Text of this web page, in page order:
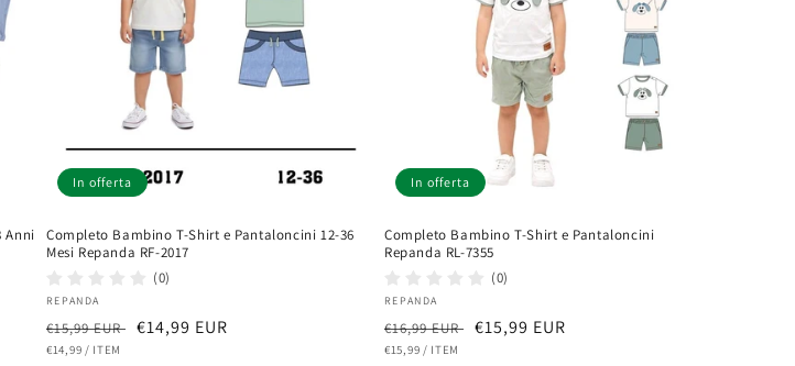
Anni
In offerta
Completo Bambino T-Shirt e Pantaloncini 12-36
Mesi Repanda RF-2017
(0)
Fornitore:
REPANDA
Prezzo
di
€15,99 EUR Prezzo
€14,99 EUR
PREZZO
€14,99 / PER
ITEM
In offerta
Completo Bambino T-Shirt e Pantaloncini
Repanda RL-7355
(0)
Fornitore:
REPANDA
Prezzo
di
€16,99 EUR Prezzo
€15,99 EUR
PREZZO
€15,99 / PER
ITEM